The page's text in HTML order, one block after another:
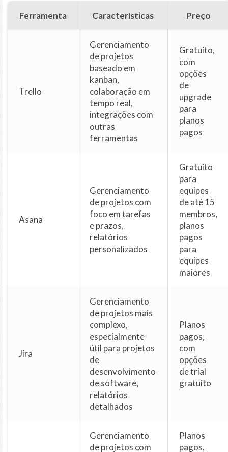
Ferramenta Características Preço
Trello
Gerenciamento
de projetos
baseado em
kanban,
colaboração em
tempo real,
integrações com
outras
ferramentas
Gratuito,
com
opções
de
upgrade
para
planos
pagos
Asana
Gerenciamento
de projetos com
foco em tarefas
e prazos,
relatórios
personalizados
Gratuito
para
equipes
de até 15
membros,
planos
pagos
para
equipes
maiores
Jira
Gerenciamento
de projetos mais
complexo,
especialmente
útil para projetos
de
desenvolvimento
de software,
relatórios
detalhados
Planos
pagos,
com
opções
de trial
gratuito
Gerenciamento
de projetos com
Planos
pagos,